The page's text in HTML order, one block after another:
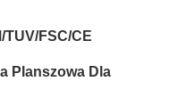
TUV/FSC/CE
Planszowa Dla